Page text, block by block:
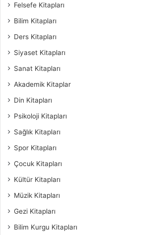
Felsefe Kitapları
Bilim Kitapları
Ders Kitapları
Siyaset Kitapları
Sanat Kitapları
Akademik Kitaplar
Din Kitapları
Psikoloji Kitapları
Sağlık Kitapları
Spor Kitapları
Çocuk Kitapları
Kültür Kitapları
Müzik Kitapları
Gezi Kitapları
Bilim Kurgu Kitapları